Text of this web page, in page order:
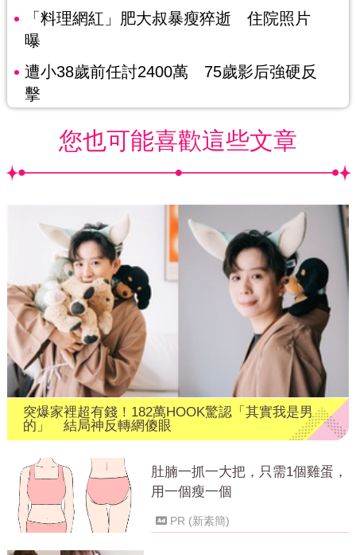
「料理網紅」肥大叔暴瘦猝逝 住院照片
曝
遭小38歲前任討2400萬 75歲影后強硬反
擊
您也可能喜歡這些文章
突爆家裡超有錢！182萬HOOK驚認「其實我是男
的」 結局神反轉網傻眼
肚腩一抓一大把，只需1個雞蛋，
用一個瘦一個
PR (新素簡)